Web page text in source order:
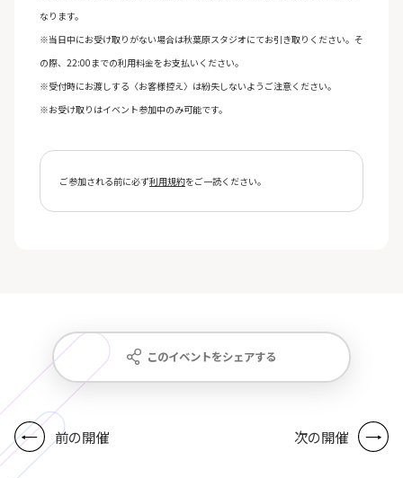
なります。
※当日中にお受け取りがない場合は秋葉原スタジオにてお引き取りください。そ
の際、22:00までの利用料金をお支払いください。
※受付時にお渡しする〈お客様控え〉は紛失しないようご注意ください。
※お受け取りはイベント参加中のみ可能です。
ご参加される前に必ず利用規約をご一読ください。
このイベントをシェアする
前の開催 次の開催